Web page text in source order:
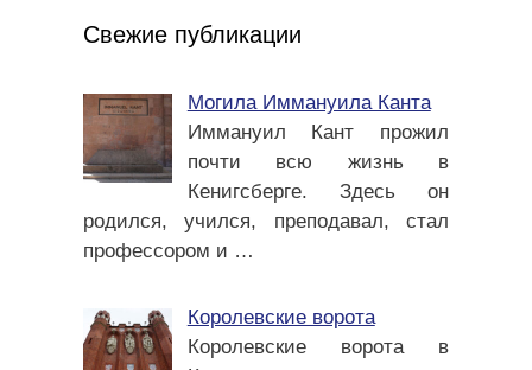
Свежие публикации
Могила Иммануила Канта
Иммануил Кант прожил
почти всю жизнь в
Кенигсберге. Здесь он
родился, учился, преподавал, стал
профессором и …
Королевские ворота
Королевские ворота в